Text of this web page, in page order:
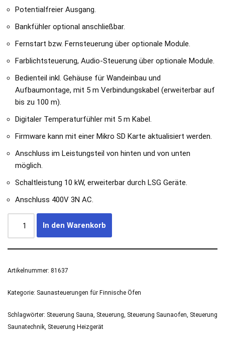
Potentialfreier Ausgang.
Bankfühler optional anschließbar.
Fernstart bzw. Fernsteuerung über optionale Module.
Farblichtsteuerung, Audio-Steuerung über optionale Module.
Bedienteil inkl. Gehäuse für Wandeinbau und
Aufbaumontage, mit 5 m Verbindungskabel (erweiterbar auf
bis zu 100 m).
Digitaler Temperaturfühler mit 5 m Kabel.
Firmware kann mit einer Mikro SD Karte aktualisiert werden.
Anschluss im Leistungsteil von hinten und von unten
möglich.
Schaltleistung 10 kW, erweiterbar durch LSG Geräte.
Anschluss 400V 3N AC.
In den Warenkorb
Artikelnummer: 81637
Kategorie: Saunasteuerungen für Finnische Öfen
Schlagwörter: Steuerung Sauna Steuerung Steuerung Saunaofen Steuerung
Saunatechnik Steuerung Heizgerät